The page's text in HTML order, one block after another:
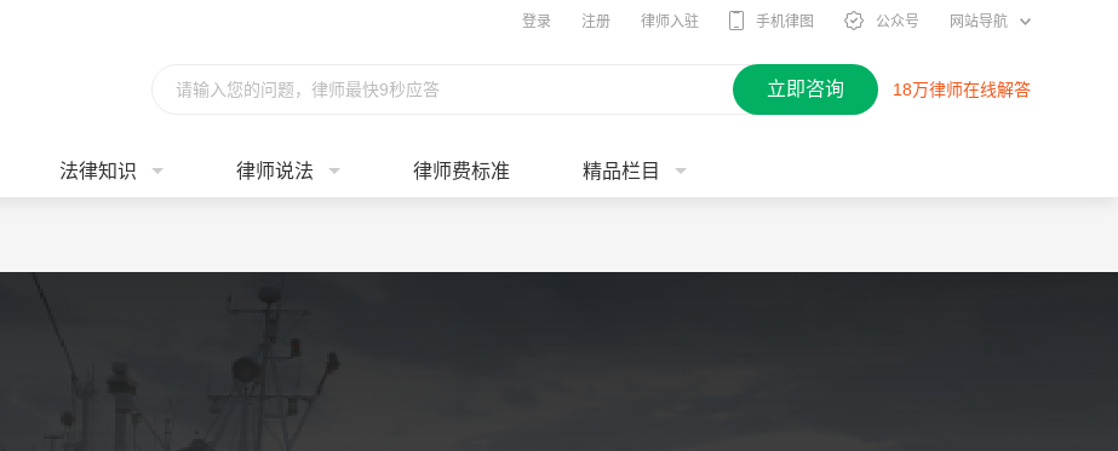
登录 注册 律师入驻 手机律图 公众号 网站导航
请输入您的问题，律师最快9秒应答 立即咨询 18万律师在线解答
法律知识 律师说法 律师费标准 精品栏目